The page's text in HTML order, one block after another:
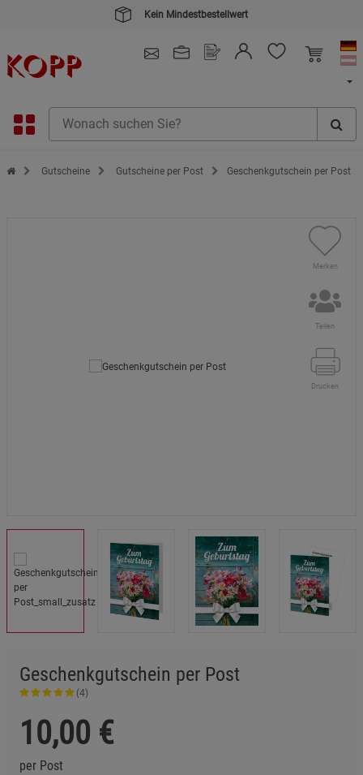
Kein Mindestbestellwert
Zur Startseite des Kopp Verlag Online-Shop
Gutscheine Gutscheine per Post Geschenkgutschein per Post
Merken
Teilen
Drucken
Geschenkgutschein per Post
(4)
10,00 €
per Post